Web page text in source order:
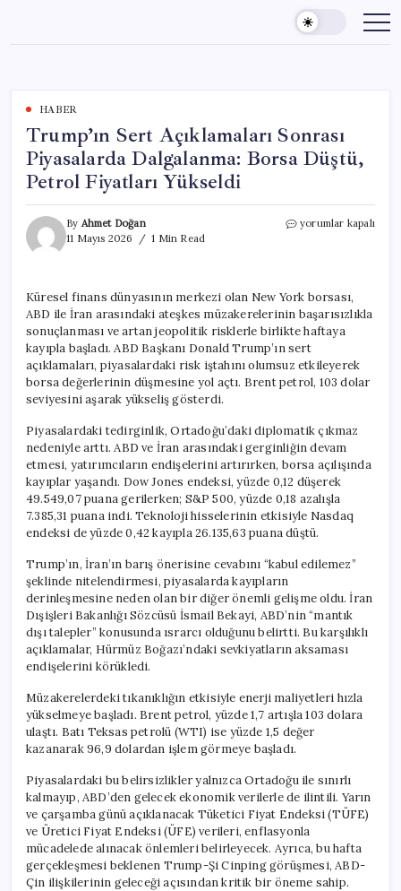
content
HABER
Trump’ın Sert Açıklamaları Sonrası
Piyasalarda Dalgalanma: Borsa Düştü,
Petrol Fiyatları Yükseldi
By Ahmet Doğan
11 Mayıs 2026
1 Min Read
Trump’ın
Dalgalanma:
Borsa
Düştü,
Petrol
Fiyatları
Yükseldi
için
yorumlar kapalı
Küresel finans dünyasının merkezi olan New York borsası,
ABD ile İran arasındaki ateşkes müzakerelerinin başarısızlıkla
sonuçlanması ve artan jeopolitik risklerle birlikte haftaya
kayıpla başladı. ABD Başkanı Donald Trump’ın sert
açıklamaları, piyasalardaki risk iştahını olumsuz etkileyerek
borsa değerlerinin düşmesine yol açtı. Brent petrol, 103 dolar
seviyesini aşarak yükseliş gösterdi.
Piyasalardaki tedirginlik, Ortadoğu’daki diplomatik çıkmaz
nedeniyle arttı. ABD ve İran arasındaki gerginliğin devam
etmesi, yatırımcıların endişelerini artırırken, borsa açılışında
kayıplar yaşandı. Dow Jones endeksi, yüzde 0,12 düşerek
49.549,07 puana gerilerken; S&P 500, yüzde 0,18 azalışla
7.385,31 puana indi. Teknoloji hisselerinin etkisiyle Nasdaq
endeksi de yüzde 0,42 kayıpla 26.135,63 puana düştü.
Trump’ın, İran’ın barış önerisine cevabını “kabul edilemez”
şeklinde nitelendirmesi, piyasalarda kayıpların
derinleşmesine neden olan bir diğer önemli gelişme oldu. İran
Dışişleri Bakanlığı Sözcüsü İsmail Bekayi, ABD’nin “mantık
dışı talepler” konusunda ısrarcı olduğunu belirtti. Bu karşılıklı
açıklamalar, Hürmüz Boğazı’ndaki sevkiyatların aksaması
endişelerini körükledi.
Müzakerelerdeki tıkanıklığın etkisiyle enerji maliyetleri hızla
yükselmeye başladı. Brent petrol, yüzde 1,7 artışla 103 dolara
ulaştı. Batı Teksas petrolü (WTI) ise yüzde 1,5 değer
kazanarak 96,9 dolardan işlem görmeye başladı.
Piyasalardaki bu belirsizlikler yalnızca Ortadoğu ile sınırlı
kalmayıp, ABD’den gelecek ekonomik verilerle de ilintili. Yarın
ve çarşamba günü açıklanacak Tüketici Fiyat Endeksi (TÜFE)
ve Üretici Fiyat Endeksi (ÜFE) verileri, enflasyonla
mücadelede alınacak önlemleri belirleyecek. Ayrıca, bu hafta
gerçekleşmesi beklenen Trump-Şi Cinping görüşmesi, ABD-
Çin ilişkilerinin geleceği açısından kritik bir öneme sahip.